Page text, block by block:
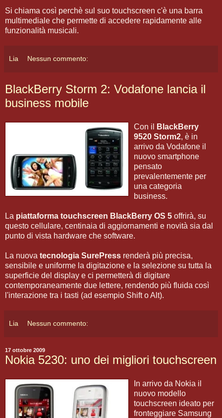
Si chiama così perchè sul suo touchscreen c'è una barra
multimediale che permette di accedere rapidamente alle
funzionalità musicali.
Lia Nessun commento:
BlackBerry Storm 2: Vodafone lancia il
business mobile
Con il
BlackBerry
9520 Storm2, è in
arrivo da Vodafone il
nuovo smartphone
pensato
prevalentemente per
una categoria
business.
La piattaforma touchscreen BlackBerry OS 5 offrirà, su
questo cellulare, centinaia di aggiornamenti e novità sia dal
punto di vista hardware che software.
La nuova tecnologia SurePress renderà più precisa,
sensibile e uniforme la digitazione e la selezione su tutta la
superficie del display e ci permetterà di digitare
contemporaneamente due lettere, rendendo più fluida così
l'interazione tra i tasti (ad esempio Shift o Alt).
Lia Nessun commento:
17 ottobre 2009
Nokia 5230: uno dei migliori touchscreen
In arrivo da Nokia il
nuovo modello
touchscreen ideato per
fronteggiare Samsung